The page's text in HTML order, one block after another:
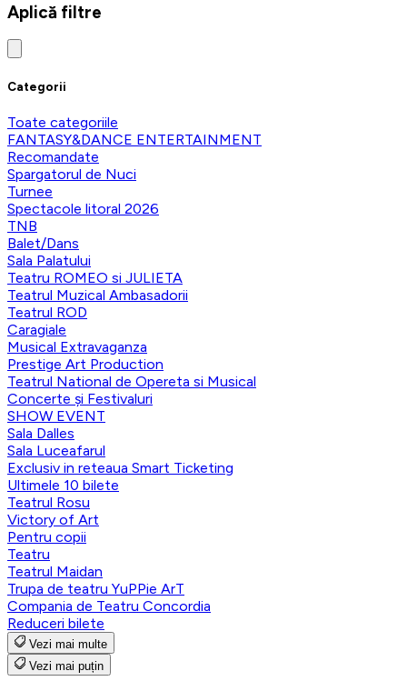
Aplică filtre
Categorii
Toate categoriile
FANTASY&DANCE ENTERTAINMENT
Recomandate
Spargatorul de Nuci
Turnee
Spectacole litoral 2026
TNB
Balet/Dans
Sala Palatului
Teatru ROMEO si JULIETA
Teatrul Muzical Ambasadorii
Teatrul ROD
Caragiale
Musical Extravaganza
Prestige Art Production
Teatrul National de Opereta si Musical
Concerte și Festivaluri
SHOW EVENT
Sala Dalles
Sala Luceafarul
Exclusiv in reteaua Smart Ticketing
Ultimele 10 bilete
Teatrul Rosu
Victory of Art
Pentru copii
Teatru
Teatrul Maidan
Trupa de teatru YuPPie ArT
Compania de Teatru Concordia
Reduceri bilete
Vezi mai multe
Vezi mai puțin